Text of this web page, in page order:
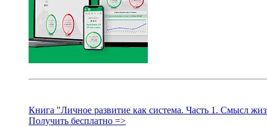
Книга "Личное развитие как система. Часть 1. Смысл
Получить бесплатно =>